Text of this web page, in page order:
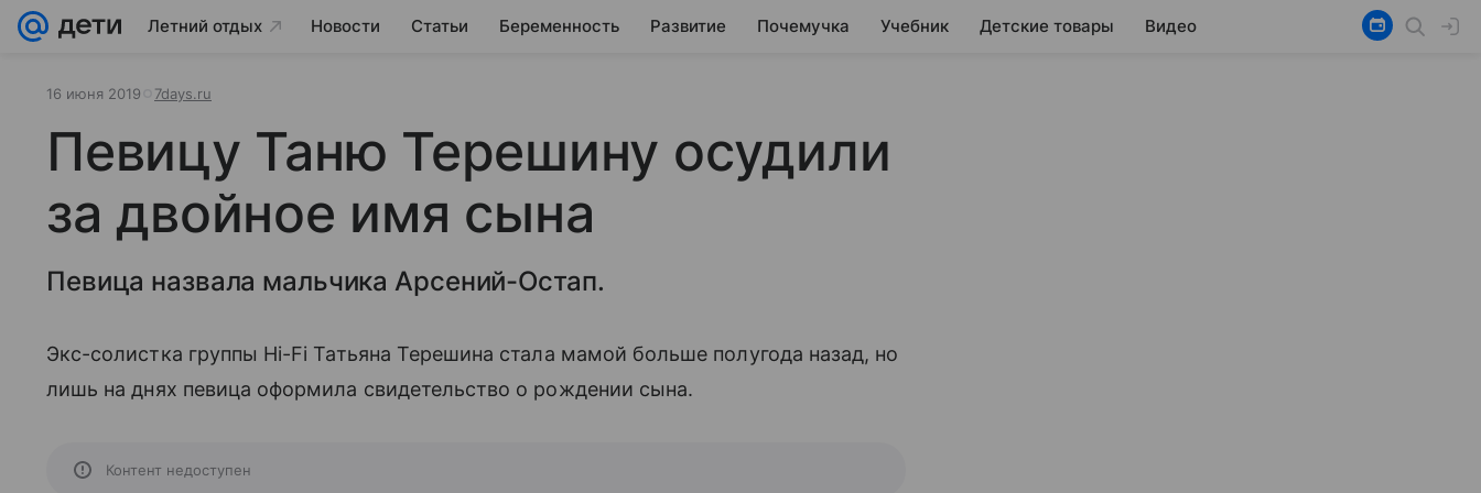
Летний отдых Новости Статьи Беременность Развитие Почемучка Учебник Детские товары Видео
16 июня 2019 7days.ru
Певицу Таню Терешину осудили
за двойное имя сына
Певица назвала мальчика Арсений-Остап.
Экс-солистка группы Hi-Fi Татьяна Терешина стала мамой больше полугода назад, но
лишь на днях певица оформила свидетельство о рождении сына.
Контент недоступен